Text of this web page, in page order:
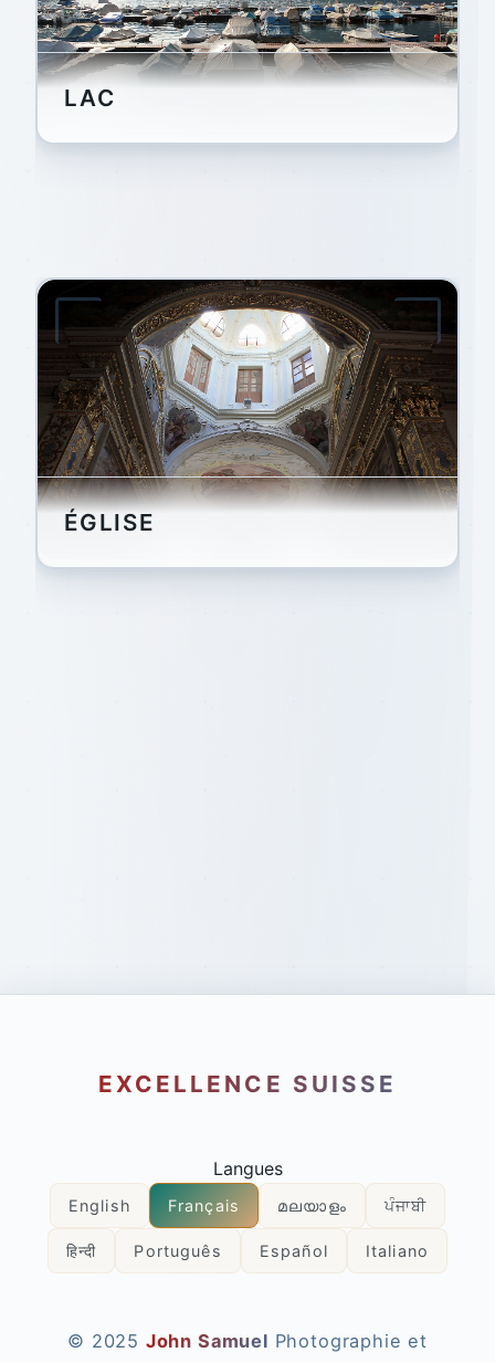
EXCELLENCE SUISSE
Langues
English Français മലയാളം ਪੰਜਾਬੀ
हिन्दी Português Español Italiano
© 2025 John Samuel Photographie et